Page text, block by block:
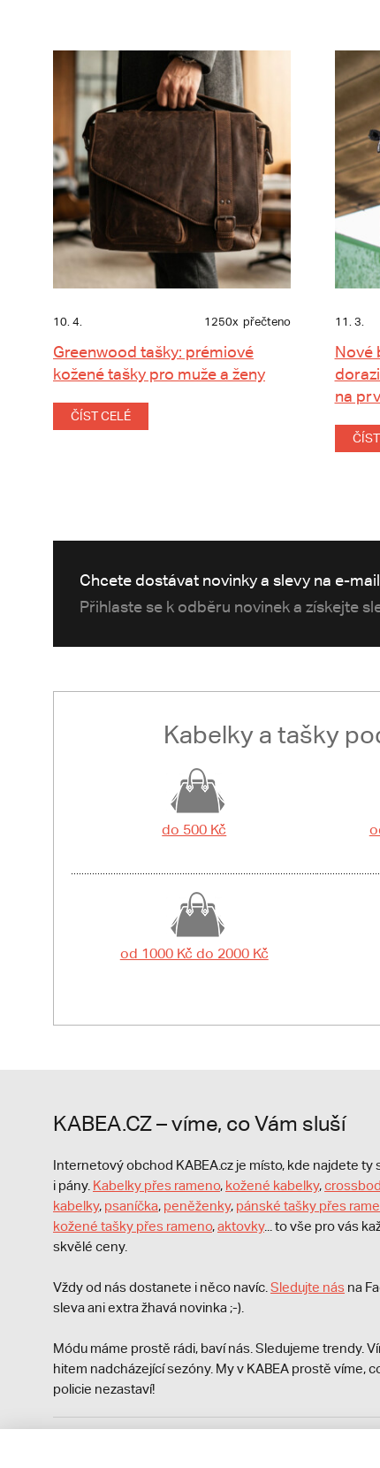
10. 4. 1250x přečteno
Greenwood tašky: prémiové
kožené tašky pro muže a ženy
ČÍST CELÉ
11. 3.
Nové
na
Chcete dostávat novinky a slevy na e-
Přihlaste se k odběru novinek a získejte
Kabelky a tašky
do 500 Kč
od 1000 Kč do 2000 Kč
KABEA.CZ – víme, co Vám sluší
Internetový obchod KABEA.cz je místo, kde najdete
i pány. Kabelky přes rameno, kožené kabelky,
kabelky, psaníčka, peněženky, pánské tašky přes
kožené tašky přes rameno,aktovky... to vše pro vás
skvělé ceny.
Vždy od nás dostanete i něco navíc. Sledujte nás na
sleva ani extra žhavá novinka ;-).
Módu máme prostě rádi, baví nás. Sledujeme trendy.
hitem nadcházející sezóny. My v KABEA prostě víme,
policie nezastaví!
Zároveň je povinen zaevidovat přijatou tržbu u